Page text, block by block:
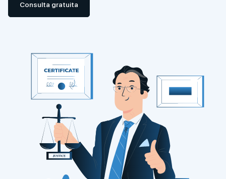
Consulta gratuita